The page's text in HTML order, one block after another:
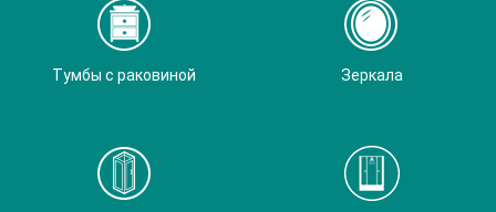
Тумбы с раковиной Зеркала